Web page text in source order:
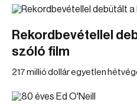
Rekordbevétellel
szóló film
217 millió dollár egyetlen